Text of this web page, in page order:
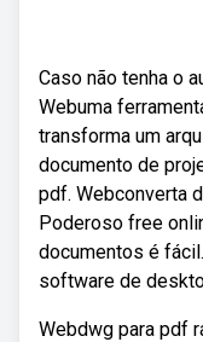
Caso não tenha o
Webuma
transforma um
documento de
pdf. Webconverta
Poderoso free
documentos é
software de
Webdwg para pdf